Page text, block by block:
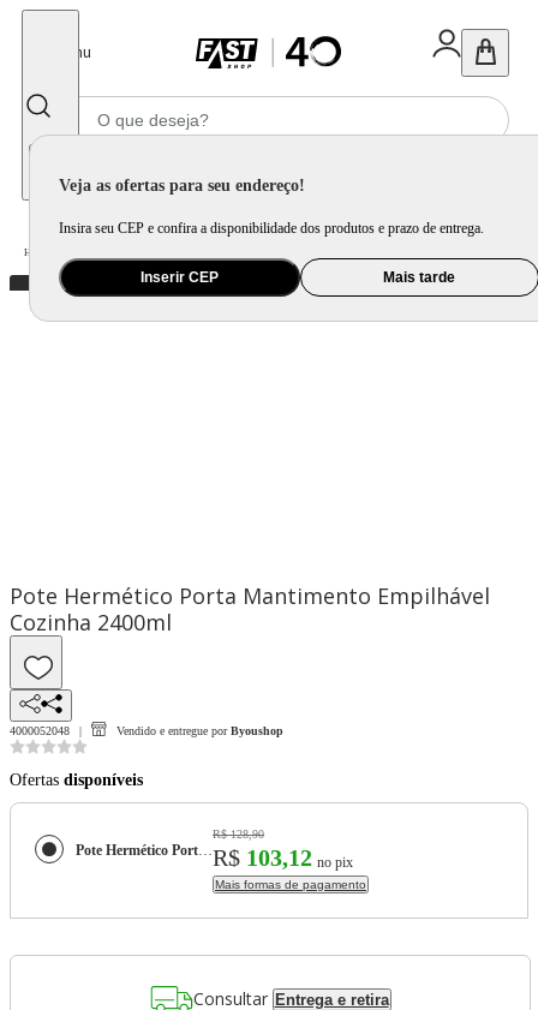
Menu
Veja as ofertas para seu endereço!
Insira seu CEP e confira a disponibilidade dos produtos e prazo de entrega.
Inserir CEP Mais tarde
Home
Pote Hermético Porta Mantimento Empilhável
Cozinha 2400ml
4000052048 Vendido e entregue por Byoushop
Ofertas disponíveis
Pote Hermético Porta Mantimento Empilhável Cozinha 2400ml
R$ 128,90
R$ 103,12 no pix
Mais formas de pagamento
Consultar Entrega e retira